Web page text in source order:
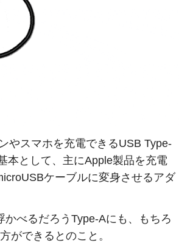
やスマホを充電できるUSB Type-
本として、主にApple製品を充電
ケーブルに変身させるアダ
べるだろうType-Aにも、もちろ
ができるとのこと。